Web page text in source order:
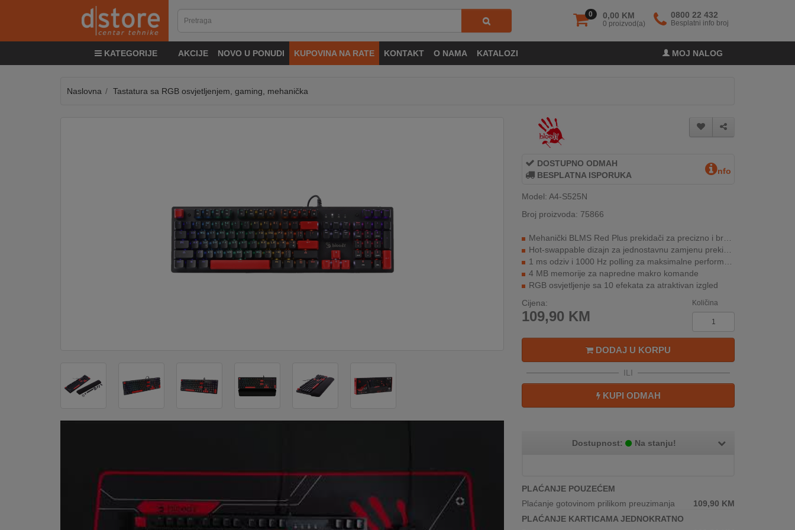
0 0,00 KM
0 proizvod(a)
0800 22 432
Besplatni info broj
KATEGORIJE AKCIJE NOVO U PONUDI KUPOVINA NA RATE KONTAKT O NAMA KATALOZI MOJ NALOG
&
Naslovna Tastatura sa RGB osvjetljenjem, gaming, mehanička
DOSTUPNO ODMAH
BESPLATNA ISPORUKA
nfo
Model: A4-S525N
Broj proizvoda: 75866
Mehanički BLMS Red Plus prekidači za precizno i brzo igranje
Hot-swappable dizajn za jednostavnu zamjenu prekidača
1 ms odziv i 1000 Hz polling za maksimalne performanse
4 MB memorije za napredne makro komande
RGB osvjetljenje sa 10 efekata za atraktivan izgled
Cijena:
109,90 KM
Količina
DODAJ U KORPU
ILI
KUPI ODMAH
Dostupnost: Na stanju!
PLAĆANJE POUZEĆEM
Plaćanje gotovinom prilikom preuzimanja
109,90 KM
PLAĆANJE KARTICAMA JEDNOKRATNO